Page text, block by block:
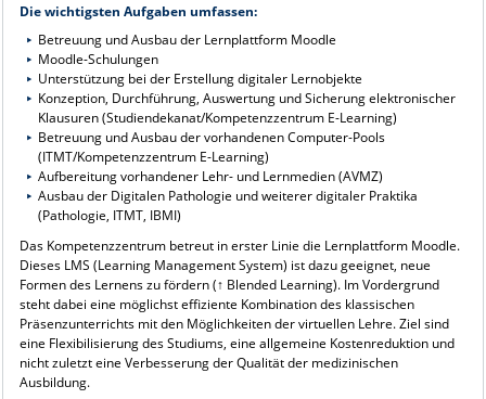
E-LEARNING
KLINISCHES ETHIKKOMITEE (KEK)
Die wichtigsten Aufgaben umfassen:
Betreuung und Ausbau der Lernplattform Moodle
Moodle-Schulungen
Unterstützung bei der Erstellung digitaler Lernobjekte
Konzeption, Durchführung, Auswertung und Sicherung elektronischer
Klausuren (Studiendekanat/Kompetenzzentrum E-Learning)
Betreuung und Ausbau der vorhandenen Computer-Pools
(ITMT/Kompetenzzentrum E-Learning)
Aufbereitung vorhandener Lehr- und Lernmedien (AVMZ)
Ausbau der Digitalen Pathologie und weiterer digitaler Praktika
(Pathologie, ITMT, IBMI)
Das Kompetenzzentrum betreut in erster Linie die Lernplattform Moodle.
Dieses LMS (Learning Management System) ist dazu geeignet, neue
Formen des Lernens zu fördern (↑ Blended Learning). Im Vordergrund
steht dabei eine möglichst effiziente Kombination des klassischen
Präsenzunterrichts mit den Möglichkeiten der virtuellen Lehre. Ziel sind
eine Flexibilisierung des Studiums, eine allgemeine Kostenreduktion und
nicht zuletzt eine Verbesserung der Qualität der medizinischen
Ausbildung.